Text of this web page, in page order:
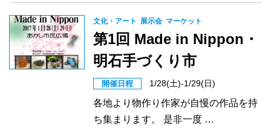
文化・アート 展示会 マーケット
第1回 Made in Nippon・
明石手づくり市
開催日程 1/28(土)-1/29(日)
各地より物作り作家が自慢の作品を持
ち集まります。 是非一度 …